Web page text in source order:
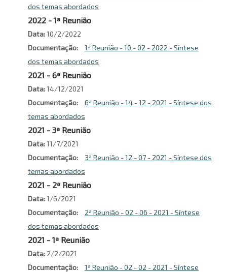
dos temas abordados
2022 - 1ª Reunião
Data 10/2/2022
Documentação
1ª Reunião - 10 - 02 - 2022 - Síntese
dos temas abordados
2021 - 6ª Reunião
Data 14/12/2021
Documentação
6ª Reunião - 14 - 12 - 2021 - Síntese dos
temas abordados
2021 - 3ª Reunião
Data 11/7/2021
Documentação
3ª Reunião - 12 - 07 - 2021 - Síntese dos
temas abordados
2021 - 2ª Reunião
Data 1/6/2021
Documentação
2ª Reunião - 02 - 06 - 2021 - Síntese
dos temas abordados
2021 - 1ª Reunião
Data 2/2/2021
Documentação
1ª Reunião - 02 - 02 - 2021 - Síntese